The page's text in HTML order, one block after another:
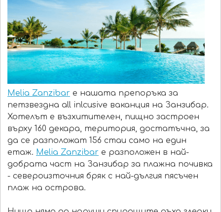
Melia Zanzibar е нашата препоръка за
петзвездна all inlcusive ваканция на Занзибар.
Хотелът е възхитителен, пищно застроен
върху 160 декара, територия, достатъчна, за
да се разположат 156 стаи само на един
етаж. Melia Zanzibar е разположен в най-
добрата част на Занзибар за плажна почивка
- североизточния бряк с най-дългия пясъчен
плаж на острова.